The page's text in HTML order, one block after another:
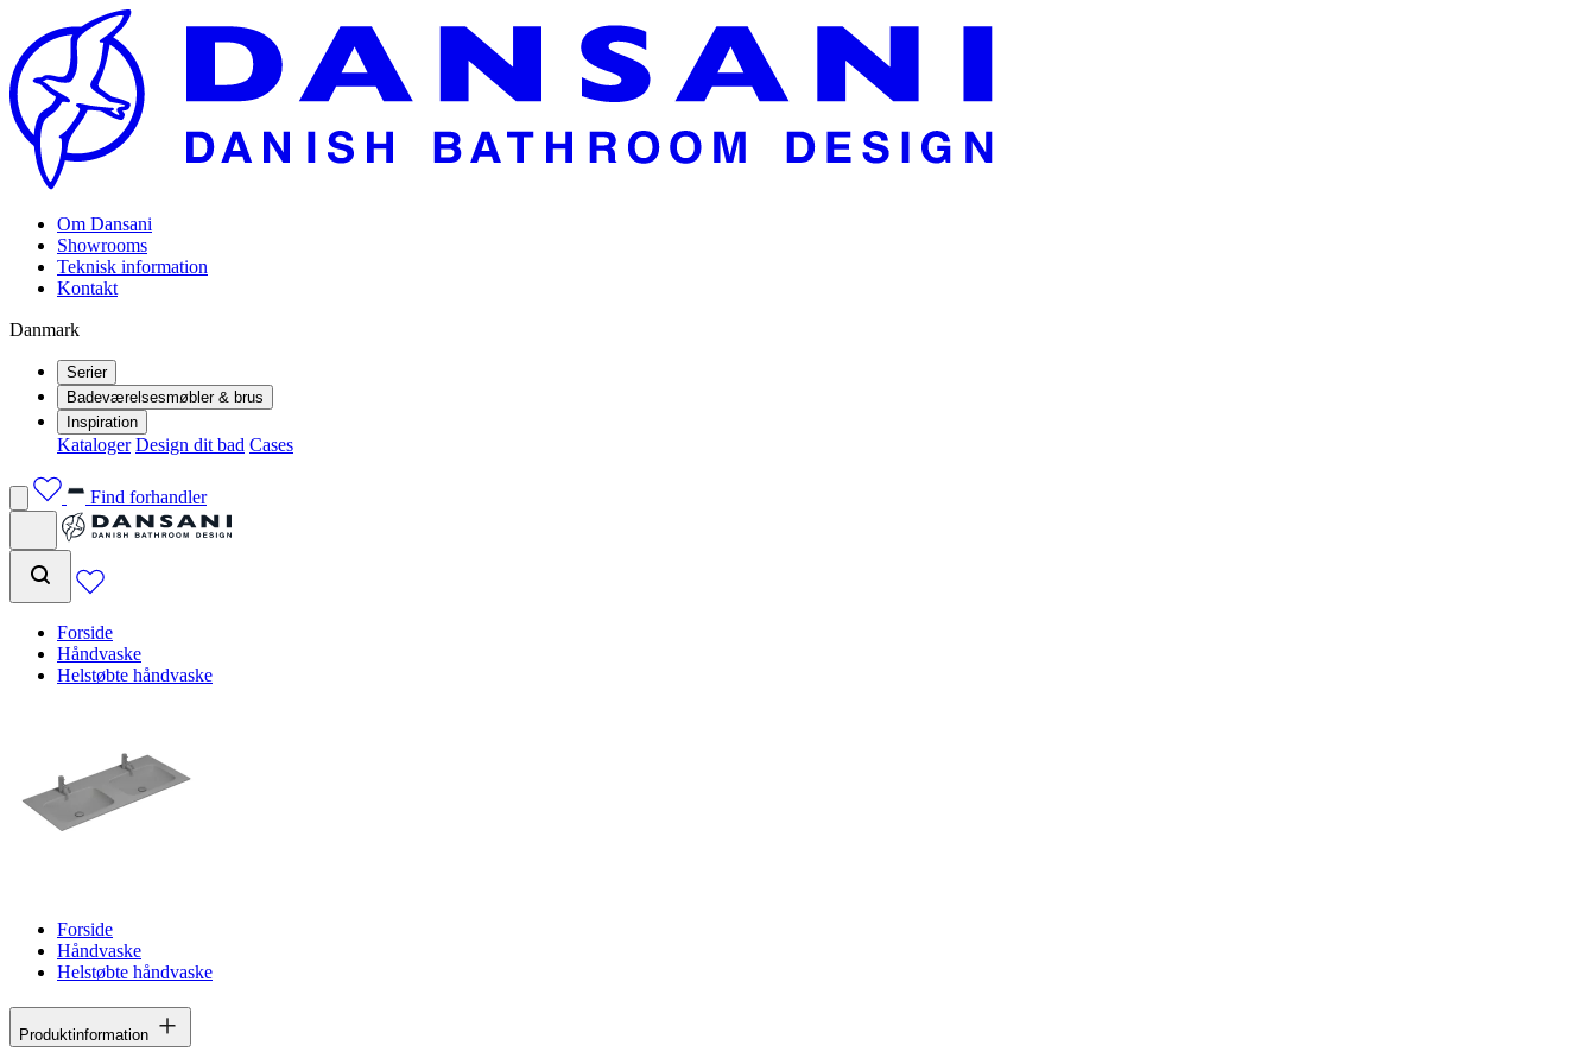
Om Dansani
Showrooms
Teknisk information
Kontakt
Danmark
Serier
Badeværelsesmøbler & brus
Inspiration
Kataloger Design dit bad Cases
Find forhandler
Forside
Håndvaske
Helstøbte håndvaske
Forside
Håndvaske
Helstøbte håndvaske
Produktinformation